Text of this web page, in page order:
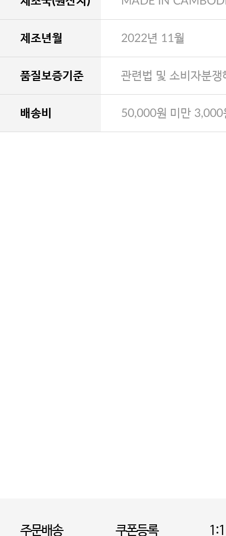
제조년월 2022년 11월
품질보증기준 관련법 및 소비자분
배송비 50,000원 미만 3,000
주문배송 쿠폰등록